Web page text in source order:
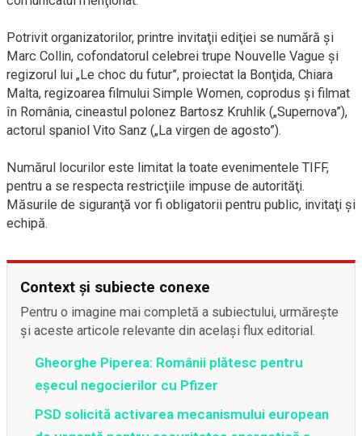
Potrivit organizatorilor, printre invitaţii ediţiei se numără şi
Marc Collin, cofondatorul celebrei trupe Nouvelle Vague şi
regizorul lui „Le choc du futur”, proiectat la Bonţida, Chiara
Malta, regizoarea filmului Simple Women, coprodus şi filmat
în România, cineastul polonez Bartosz Kruhlik („Supernova”),
actorul spaniol Vito Sanz („La virgen de agosto”).
Numărul locurilor este limitat la toate evenimentele TIFF,
pentru a se respecta restricţiile impuse de autorităţi.
Măsurile de siguranţă vor fi obligatorii pentru public, invitaţi şi
echipă.
Context și subiecte conexe
Pentru o imagine mai completă a subiectului, urmărește
și aceste articole relevante din același flux editorial.
Gheorghe Piperea: Românii plătesc pentru
eșecul negocierilor cu Pfizer
PSD solicită activarea mecanismului european